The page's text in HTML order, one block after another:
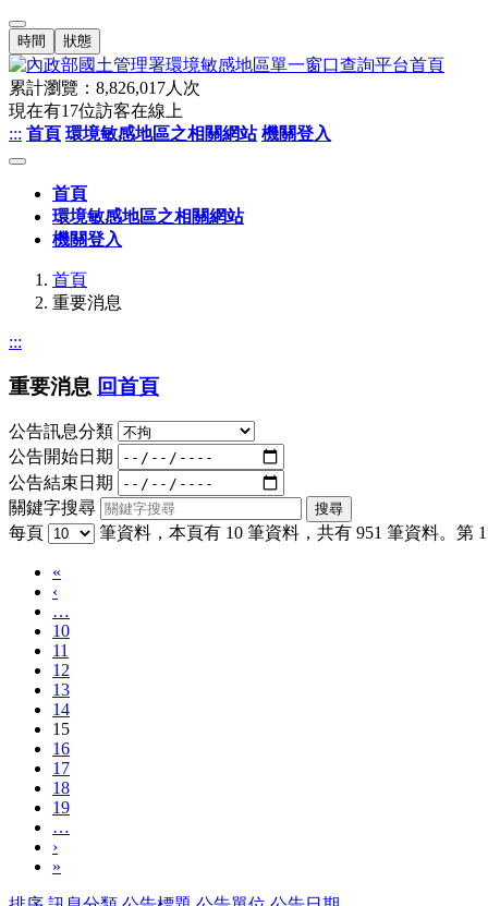
時間 狀態
累計瀏覽： 8,826,017人次
現在有17位訪客在線上
::: 首頁 環境敏感地區之相關網站 機關登入
首頁
環境敏感地區之相關網站
機關登入
首頁
重要消息
:::
重要消息 回首頁
公告訊息分類
公告開始日期
公告結束日期
關鍵字搜尋
每頁
筆資料，本頁有 10 筆資料，共有 951 筆資料。第
«
‹
…
10
11
12
13
14
15
16
17
18
19
…
›
»